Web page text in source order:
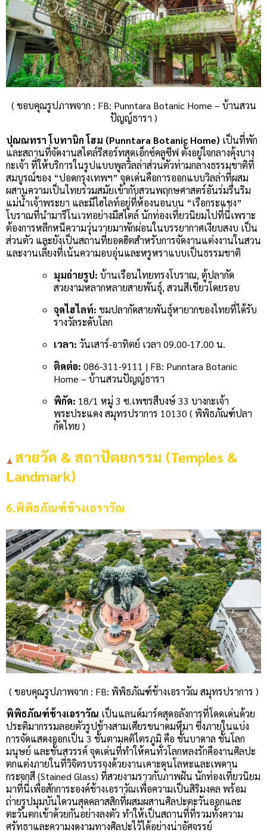
( ขอบคุณรูปภาพจาก : FB: Punntara Botanic Home – บ้านสวน
ปัญญ์ธารา )
ปุณณทรา โบทานิก โฮม (Punntara Botanic Home) เป็นที่พัก
และสถานที่จัดงานสไตล์รีสอร์ทสุดเอ็กซ์คลูซีฟ ตั้งอยู่ใจกลางคุ้งบาง
กะเจ้า ที่ให้บริการในรูปแบบพูลวิลล่าส่วนตัวท่ามกลางธรรมชาติที่
สมบูรณ์ของ “ปอดกรุงเทพฯ” จุดเด่นคือการออกแบบวิลล่าที่ผสม
ผสานความเป็นไทยร่วมสมัยเข้ากับสวนพฤกษศาสตร์อันร่มรื่นริม
แม่น้ำเจ้าพระยา และมีไฮไลท์อยู่ที่ห้องนอนบน “เรือกระแชง”
โบราณที่นำมารีโนเวทอย่างมีสไตล์ นักท่องเที่ยวนิยมไปที่นี่เพราะ
ต้องการหลีกหนีความวุ่นวายมาพักผ่อนในบรรยากาศเงียบสงบ เป็น
ส่วนตัว และยังเป็นสถานที่ยอดฮิตสำหรับการจัดงานแต่งงานในสวน
และงานเลี้ยงที่เน้นความอบอุ่นและหรูหราแบบเป็นธรรมชาติ
มุมถ่ายรูป: บ้านเรือนไทยทรงโบราณ, ตู้ปลากัด
สวยงามหลากหลายสายพันธุ์, สวนสีเขียวโดยรอบ
จุดไฮไลท์: ชมปลากัดสายพันธุ์หายากของไทยที่ได้รับ
รางวัลระดับโลก
เวลา: วันเสาร์-อาทิตย์ เวลา 09.00-17.00 น.
ติดต่อ: 086-311-9111 | FB: Punntara Botanic
Home – บ้านสวนปัญญ์ธารา
พิกัด: 18/1 หมู่ 3 ซ.เพชรสืบงษ์ 33 บางกะเจ้า
พระประแดง สมุทรปราการ 10130 ( พิพิธภัณฑ์ปลา
กัดไทย )
สายวัด & สถาปัตยกรรม (Temples &
Landmark)
6.พิพิธภัณฑ์ช้างเอราวัณ
( ขอบคุณรูปภาพจาก : FB: พิพิธภัณฑ์ช้างเอราวัณ สมุทรปราการ )
พิพิธภัณฑ์ช้างเอราวัณ เป็นแลนด์มาร์คสุดอลังการที่โดดเด่นด้วย
ประติมากรรมลอยตัวรูปช้างสามเศียรขนาดมหึมา ซึ่งภายในแบ่ง
การจัดแสดงออกเป็น 3 ชั้นตามคติไตรภูมิ คือ ชั้นบาดาล ชั้นโลก
มนุษย์ และชั้นสวรรค์ จุดเด่นที่ทำให้คนทั่วโลกหลงรักคืองานศิลปะ
ตกแต่งภายในที่วิจิตรบรรจงด้วยงานเคาะดุนโลหะและเพดาน
กระจกสี (Stained Glass) ที่สวยงามราวกับภาพฝัน นักท่องเที่ยวนิยม
มาที่นี่เพื่อสักการะองค์ช้างเอราวัณเพื่อความเป็นสิริมงคล พร้อม
ถ่ายรูปมุมบันไดวนสุดคลาสสิกที่ผสมผสานศิลปะตะวันออกและ
ตะวันตกเข้าด้วยกันอย่างลงตัว ทำให้เป็นสถานที่ที่รวมทั้งความ
ศรัทธาและความงดงามทางศิลปะไว้ได้อย่างน่าอัศจรรย์